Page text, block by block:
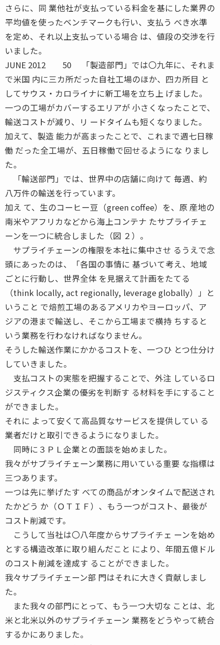
さらに、同 業他社が支払っている料金を基にした業界の
平均値を使ったベンチマークも行い、支払う べき水準
を定め、それ以上支払っている場合 は、値段の交渉を行
いました。
JUNE 2012 50 「製造部門」では〇九年に、それま
で米国 内に三カ所だった自社工場のほか、四カ所目 と
してサウス・カロライナに新工場を立ち上 げました。
一つの工場がカバーするエリアが 小さくなったことで、
輸送コストが減り、リ ードタイムも短くなりました。
加えて、製造 能力が高まったことで、これまで週七日稼
働 だった全工場が、五日稼働で回せるようにな りまし
た。
「輸送部門」では、世界中の店舗に向けて 毎週、約
八万件の輸送を行っています。
加え て、生のコーヒー豆（green coffee）を、原 産地の
南米やアフリカなどから海上コンテナ たサプライチェ
ーンを一つに統合しました（図 ２）。
サプライチェーンの権限を本社に集中させ るうえで念
頭にあったのは、「各国の事情に 基づいて考え、地域
ごとに行動し、世界全体 を見据えて計画をたてる
（think locally, act regionally, leverage globally）」と
いうこと で焙煎工場のあるアメリカやヨーロッパ、ア
ジアの港まで輸送し、そこから工場まで横持 ちすると
いう業務を行わなければなりません。
そうした輸送作業にかかるコストを、一つひ とつ仕分け
していきました。
支払コストの実態を把握することで、外注 しているロ
ジスティクス企業の優劣を判断す る材料を手にすること
ができました。
それに よって安くて高品質なサービスを提供してい る
業者だけと取引できるようになりました。
同時に３ＰＬ企業との面談を始めました。
我々がサプライチェーン業務に用いている重要 な指標は
三つあります。
一つは先に挙げたす べての商品がオンタイムで配送され
たかどう か（ＯＴＩＦ）、もう一つがコスト、最後が
コスト削減です。
こうして当社は〇八年度からサプライチェ ーンを始め
とする構造改革に取り組んだこと により、年間五億ドル
のコスト削減を達成す ることができました。
我々サプライチェーン部 門はそれに大きく貢献しまし
た。
また我々の部門にとって、もう一つ大切な ことは、北
米と北米以外のサプライチェーン 業務をどうやって統合
するかにありました。